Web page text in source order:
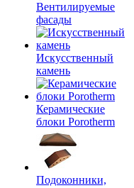
Вентилируемые
фасады
Искусственный
камень
Керамические
блоки Porotherm
Подоконники,